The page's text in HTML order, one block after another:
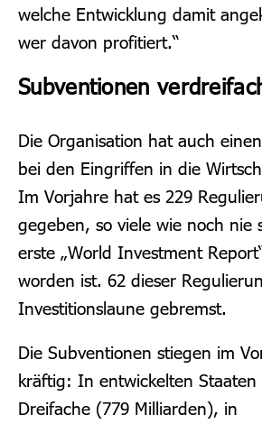
welche Entwicklung damit
wer davon profitiert.“
Subventionen
Die Organisation hat auch
bei den Eingriffen in die
Im Vorjahre hat es 229
gegeben, so viele wie noch nie
erste „World Investment
worden ist. 62 dieser
Investitionslaune gebremst.
Die Subventionen stiegen im
kräftig: In entwickelten Staaten
Dreifache (779 Milliarden), in